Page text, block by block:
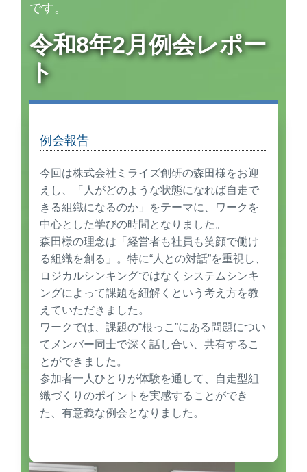
です。
令和8年2月例会レポー
ト
例会報告
今回は株式会社ミライズ創研の森田様をお迎
えし、「人がどのような状態になれば自走で
きる組織になるのか」をテーマに、ワークを
中心とした学びの時間となりました。
森田様の理念は「経営者も社員も笑顔で働け
る組織を創る」。特に“人との対話”を重視し、
ロジカルシンキングではなくシステムシンキ
ングによって課題を紐解くという考え方を教
えていただきました。
ワークでは、課題の“根っこ”にある問題につい
てメンバー同士で深く話し合い、共有するこ
とができました。
参加者一人ひとりが体験を通して、自走型組
織づくりのポイントを実感することができ
た、有意義な例会となりました。